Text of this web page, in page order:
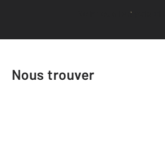
Voir tous les avis
Nous trouver